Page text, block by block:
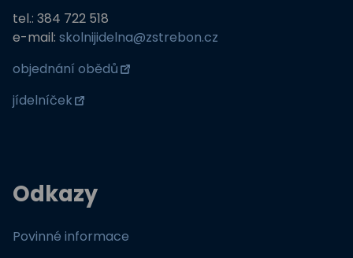
tel.: 384 722 518
e-mail: skolnijidelna@zstrebon.cz
objednání obědů
jídelníček
Odkazy
Povinné informace